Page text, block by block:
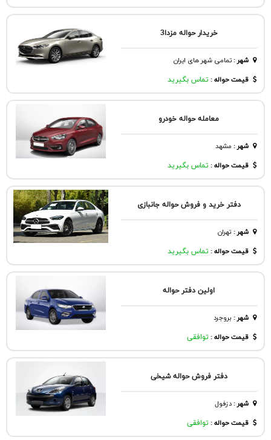
خریدار حواله مزدا3
شهر:تمامی شهر های ایران
قیمت حواله : تماس بگیرید
معامله حواله خودرو
شهر: مشهد
قیمت حواله : تماس بگیرید
دفتر خرید و فروش حواله جانبازی
شهر: تهران
قیمت حواله : تماس بگیرید
اولین دفتر حواله
شهر: بروجرد
قیمت حواله : توافقی
دفتر فروش حواله شیخی
شهر:دزفول
قیمت حواله : توافقی